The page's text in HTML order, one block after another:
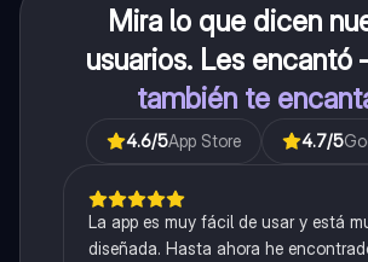
Mira lo que dicen
usuarios. Les
también te
4.6/5App Store 4.7/5
La app es muy fácil de usar y está
diseñada. Hasta ahora he